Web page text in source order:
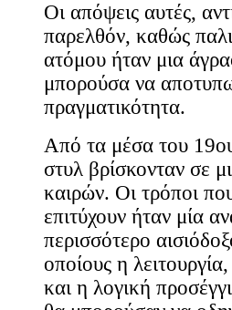
Οι απόψεις αυτές,
παρελθόν, καθώς
ατόμου ήταν μια
μπορούσα να
πραγματικότητα.
Από τα μέσα του
στυλ βρίσκονταν σε
καιρών. Οι τρόποι
επιτύχουν ήταν μία
περισσότερο
οποίους η
και η λογική